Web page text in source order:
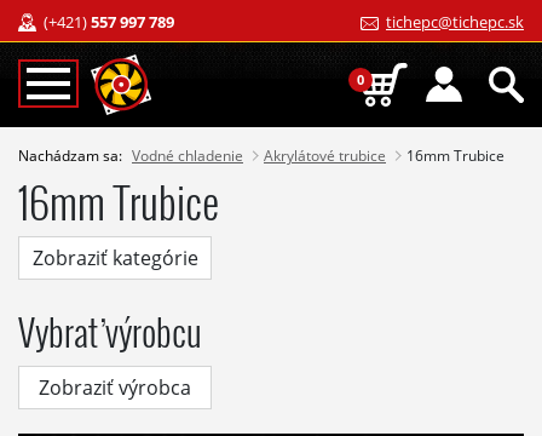
(+421)557 997 789 tichepc@tichepc.sk
0
Nachádzam sa: Vodné chladenie Akrylátové trubice 16mm Trubice
16mm Trubice
Zobraziť kategórie
Vybrať výrobcu
Zobraziť výrobca